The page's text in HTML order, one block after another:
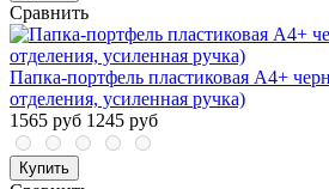
Сравнить
Папка-портфель пластиковая А4+
отделения, усиленная ручка)
1565 руб 1245 руб
Купить